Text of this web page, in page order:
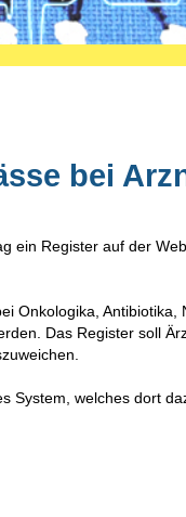
bei
ein Register auf der
Onkologika,
Das Register soll
System, welches dort